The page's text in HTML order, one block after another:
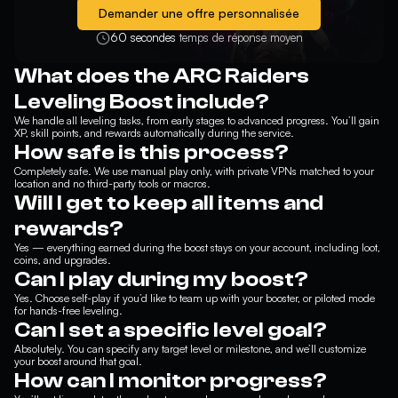
Demander une offre personnalisée
60 secondestemps de réponse moyen
What does the ARC Raiders
Leveling Boost include?
We handle all leveling tasks, from early stages to advanced progress. You’ll gain
XP, skill points, and rewards automatically during the service.
How safe is this process?
Completely safe. We use manual play only, with private VPNs matched to your
location and no third-party tools or macros.
Will I get to keep all items and
rewards?
Yes — everything earned during the boost stays on your account, including loot,
coins, and upgrades.
Can I play during my boost?
Yes. Choose self-play if you’d like to team up with your booster, or piloted mode
for hands-free leveling.
Can I set a specific level goal?
Absolutely. You can specify any target level or milestone, and we’ll customize
your boost around that goal.
How can I monitor progress?